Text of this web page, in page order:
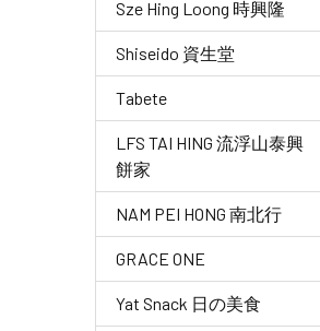
Sze Hing Loong 時興隆
Shiseido 資生堂
Tabete
LFS TAI HING 流浮山泰興
餅家
NAM PEI HONG 南北行
GRACE ONE
Yat Snack 日の美食